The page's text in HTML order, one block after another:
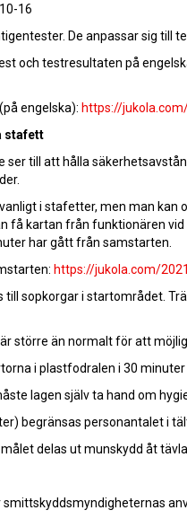
16
De anpassar sig till
och testresultaten på
engelska): https://
stafett
ser till att hålla
i stafetter, men man kan
få kartan från funktionären
har gått från samstarten.
https://jukola.com/
till sopkorgar i startområdet.
är större än normalt för att
i plastfodralen i 30
lagen själv ta hand om
begränsas personantalet i
delas ut munskydd åt